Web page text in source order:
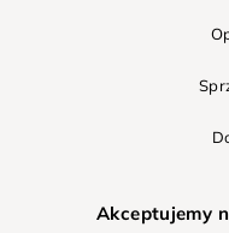
Akceptujemy